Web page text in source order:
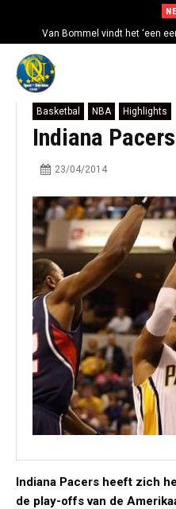
Van Bommel vindt het ‘een
Basketbal NBA Highlights
Indiana
23/04/2014
Indiana Pacers heeft zich
de play-offs van de